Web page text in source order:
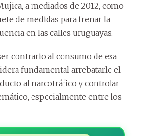
a mediados de 2012, como
de medidas para frenar la
en las calles uruguayas.
contrario al consumo de esa
fundamental arrebatarle el
al narcotráfico y controlar
especialmente entre los